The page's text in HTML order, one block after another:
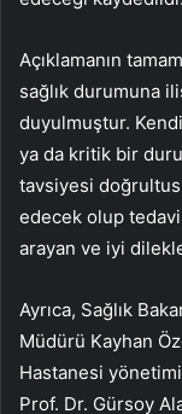
Açıklamanın
sağlık durumuna
duyulmuştur.
ya da kritik bir
tavsiyesi
edecek olup
arayan ve iyi
Ayrıca, Sağlık
Müdürü Kayhan
Hastanesi
Prof. Dr. Gürsoy